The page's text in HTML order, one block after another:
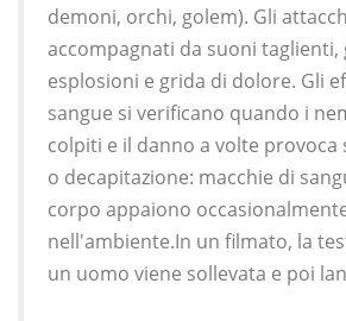
demoni, orchi, golem). Gli
accompagnati da suoni taglienti,
esplosioni e grida di dolore. Gli
sangue si verificano quando i
colpiti e il danno a volte
o decapitazione: macchie di
corpo appaiono
nell'ambiente.In un filmato, la
un uomo viene sollevata e poi